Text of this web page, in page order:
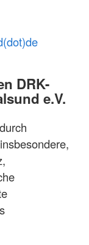
DRK-
e.V.